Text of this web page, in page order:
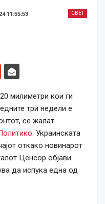
СВЕТ
11:55:53
милиметри кои ги
три недели е
се жалат
. Украинската
откако новинарот
Ценсор објави
да испука една од